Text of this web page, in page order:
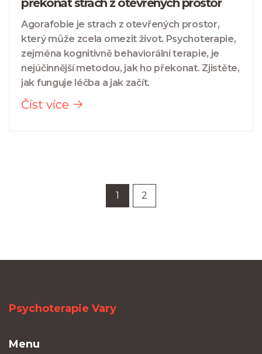
Agorafobie je strach z otevřených prostor,
který může zcela omezit život. Psychoterapie,
zejména kognitivně behaviorální terapie, je
nejúčinnější metodou, jak ho překonat. Zjistěte,
jak funguje léčba a jak začít.
Číst více
1 2
Psychoterapie Vary
Menu